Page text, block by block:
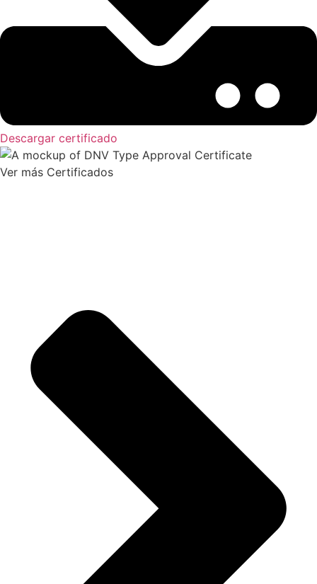
Descargar certificado
Ver más Certificados